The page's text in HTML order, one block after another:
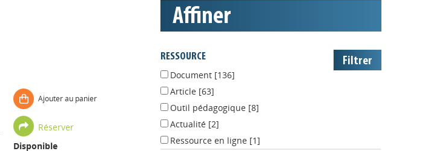
Ajouter au panier
Réserver
Disponible
affiner
RESSOURCE
Document
Article
[63]
Outil pédagogique
Actualité